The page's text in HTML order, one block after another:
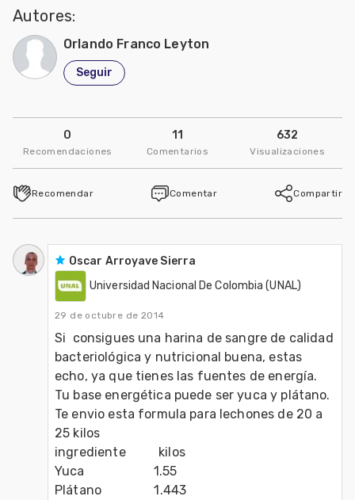
Autores:
Orlando Franco Leyton
Seguir
0
Recomendaciones
11
Comentarios
632
Visualizaciones
Recomendar Comentar Compartir
Oscar Arroyave Sierra
Universidad Nacional De Colombia (UNAL)
29 de octubre de 2014
Si  consigues una harina de sangre de calidad
bacteriológica y nutricional buena, estas
echo, ya que tienes las fuentes de energía.
Tu base energética puede ser yuca y plátano.
Te envio esta formula para lechones de 20 a
25 kilos
ingrediente          kilos
Yuca                     1.55
Plátano                1.443